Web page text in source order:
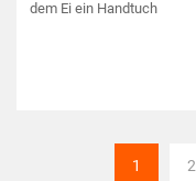
dem Ei ein Handtuch
1 2